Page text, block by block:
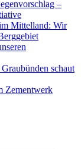
–
Mittelland: Wir
schaut
Zementwerk